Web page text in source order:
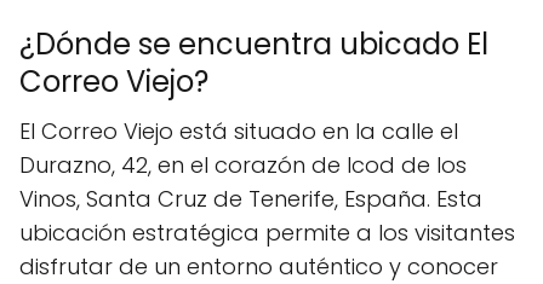
¿Dónde se encuentra ubicado El
Correo Viejo?
El Correo Viejo está situado en la calle el
Durazno, 42, en el corazón de Icod de los
Vinos, Santa Cruz de Tenerife, España. Esta
ubicación estratégica permite a los visitantes
disfrutar de un entorno auténtico y conocer